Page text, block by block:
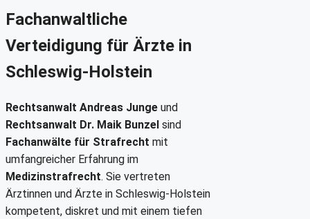
Fachanwaltliche
Verteidigung für Ärzte in
Schleswig-Holstein
Rechtsanwalt Andreas Junge und
Rechtsanwalt Dr. Maik Bunzel sind
Fachanwälte für Strafrecht mit
umfangreicher Erfahrung im
Medizinstrafrecht. Sie vertreten
Ärztinnen und Ärzte in Schleswig-Holstein
kompetent, diskret und mit einem tiefen